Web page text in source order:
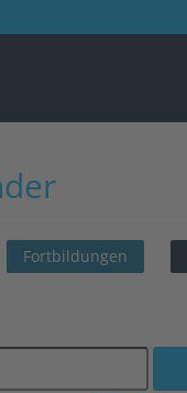
Fortbildungen